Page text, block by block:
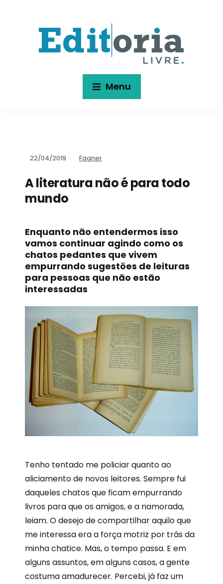
Menu
22/04/2019 Fagner
A literatura não é para todo
mundo
Enquanto não entendermos isso
vamos continuar agindo como os
chatos pedantes que vivem
empurrando sugestões de leituras
para pessoas que não estão
interessadas
Tenho tentado me policiar quanto ao
aliciamento de novos leitores. Sempre fui
daqueles chatos que ficam empurrando
livros para que os amigos, e a namorada,
leiam. O desejo de compartilhar aquilo que
me interessa era a força motriz por trás da
minha chatice. Mas, o tempo passa. E em
alguns assuntos, em alguns casos, a gente
costuma amadurecer. Percebi, já faz um